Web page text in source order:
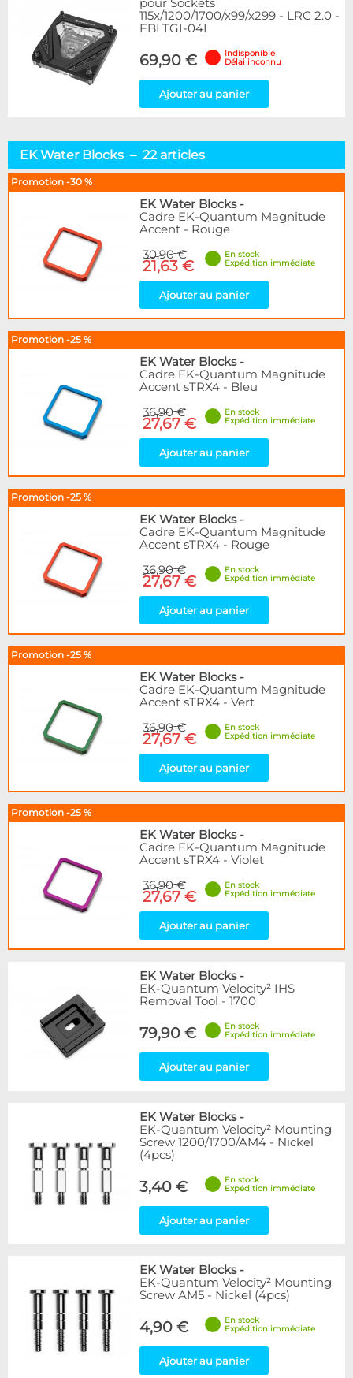
pour Sockets
115x/1200/1700/x99/x299 - LRC 2.0 -
FBLTGI-04I
69,90 €
Indisponible
Délai inconnu
Ajouter au panier
EK Water Blocks – 22 articles
Promotion -30 %
EK Water Blocks-
Cadre EK-Quantum Magnitude
Accent - Rouge
30,90 €
21,63 €
En stock
Expédition immédiate
Ajouter au panier
Promotion -25 %
EK Water Blocks-
Cadre EK-Quantum Magnitude
Accent sTRX4 - Bleu
36,90 €
27,67 €
En stock
Expédition immédiate
Ajouter au panier
Promotion -25 %
EK Water Blocks-
Cadre EK-Quantum Magnitude
Accent sTRX4 - Rouge
36,90 €
27,67 €
En stock
Expédition immédiate
Ajouter au panier
Promotion -25 %
EK Water Blocks-
Cadre EK-Quantum Magnitude
Accent sTRX4 - Vert
36,90 €
27,67 €
En stock
Expédition immédiate
Ajouter au panier
Promotion -25 %
EK Water Blocks-
Cadre EK-Quantum Magnitude
Accent sTRX4 - Violet
36,90 €
27,67 €
En stock
Expédition immédiate
Ajouter au panier
EK Water Blocks-
EK-Quantum Velocity² IHS
Removal Tool - 1700
79,90 €
En stock
Expédition immédiate
Ajouter au panier
EK Water Blocks-
EK-Quantum Velocity² Mounting
Screw 1200/1700/AM4 - Nickel
(4pcs)
3,40 €
En stock
Expédition immédiate
Ajouter au panier
EK Water Blocks-
EK-Quantum Velocity² Mounting
Screw AM5 - Nickel (4pcs)
4,90 €
En stock
Expédition immédiate
Ajouter au panier